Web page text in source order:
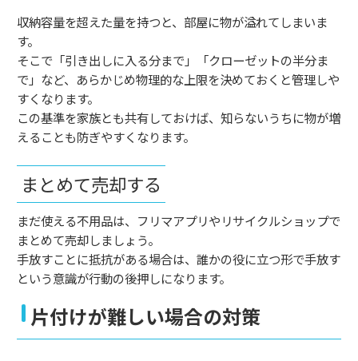
収納容量を超えた量を持つと、部屋に物が溢れてしまいま
す。
そこで「引き出しに入る分まで」「クローゼットの半分ま
で」など、あらかじめ物理的な上限を決めておくと管理しや
すくなります。
この基準を家族とも共有しておけば、知らないうちに物が増
えることも防ぎやすくなります。
まとめて売却する
まだ使える不用品は、フリマアプリやリサイクルショップで
まとめて売却しましょう。
手放すことに抵抗がある場合は、誰かの役に立つ形で手放す
という意識が行動の後押しになります。
片付けが難しい場合の対策